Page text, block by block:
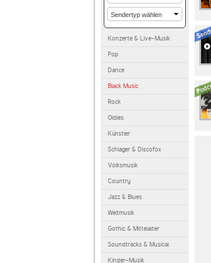
Konzerte & Live-Musik
Pop
Dance
Black Music
Rock
Oldies
Künstler
Schlager & Discofox
Volksmusik
Country
Jazz & Blues
Weltmusik
Gothic & Mittelalter
Soundtracks & Musical
Kinder-Musik